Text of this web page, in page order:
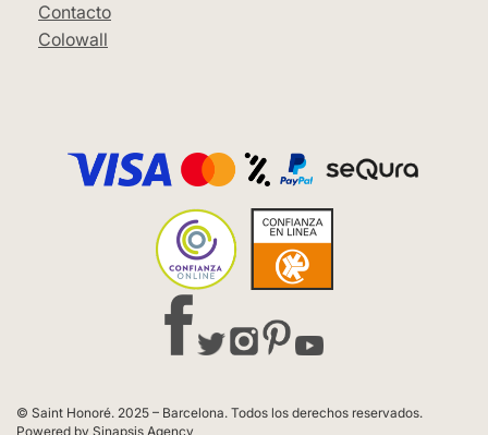
© Saint Honoré. 2025 – Barcelona. Todos los derechos reservados.
Powered by Sinapsis Agency
Contacto
Colowall